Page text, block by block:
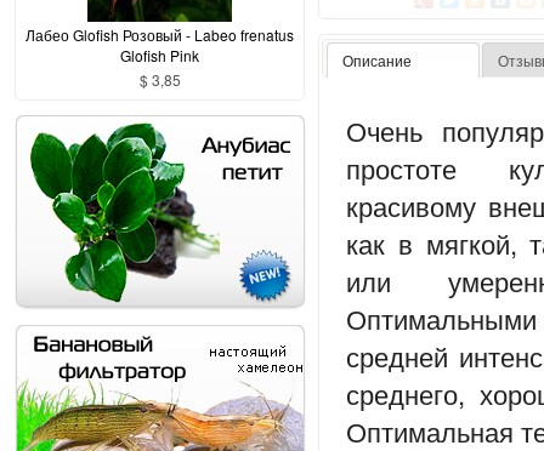
Описание
Очень
простоте
красивому
как в мягкой,
или
средней
среднего,
Оптимальная
Лабео Glofish Розовый - Labeo frenatus
Glofish Pink
$ 3,85